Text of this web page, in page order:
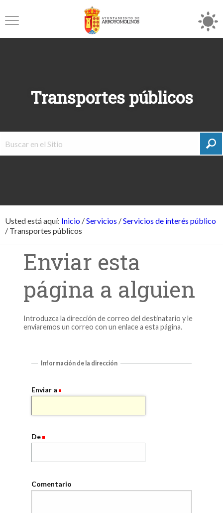
Transportes públicos
Usted está aquí: Inicio /Servicios /Servicios de interés público
/ Transportes públicos
Enviar esta
página a alguien
Introduzca la dirección de correo del destinatario y le
enviaremos un correo con un enlace a esta página.
Información de la dirección
Enviar a
De
Comentario